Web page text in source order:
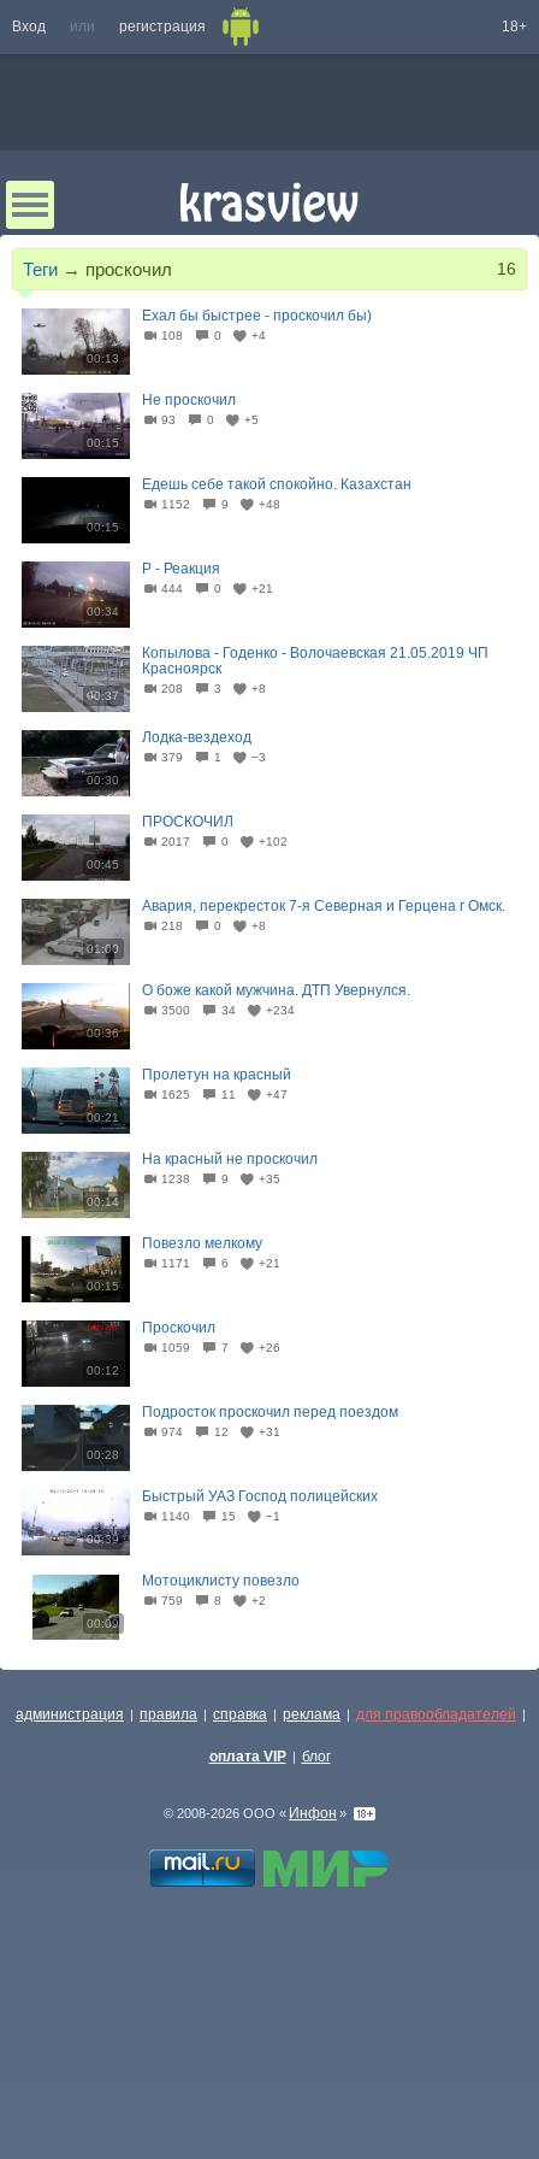
Вход или регистрация 18+
Теги → проскочил 16
00:13
Ехал бы быстрее - проскочил бы)
108 0 +4
00:15
Не проскочил
93 0 +5
00:15
Едешь себе такой спокойно. Казахстан
1152 9 +48
00:34
Р - Реакция
444 0 +21
00:37
Копылова - Годенко - Волочаевская 21.05.2019 ЧП
Красноярск
208 3 +8
00:30
Лодка-вездеход
379 1 −3
00:45
ПРОСКОЧИЛ
2017 0 +102
01:00
Авария, перекресток 7-я Северная и Герцена г Омск.
218 0 +8
00:36
О боже какой мужчина. ДТП Увернулся.
3500 34 +234
00:21
Пролетун на красный
1625 11 +47
00:14
На красный не проскочил
1238 9 +35
00:15
Повезло мелкому
1171 6 +21
00:12
Проскочил
1059 7 +26
00:28
Подросток проскочил перед поездом
974 12 +31
00:39
Быстрый УАЗ Господ полицейских
1140 15 −1
00:09
Мотоциклисту повезло
759 8 +2
администрация | правила | справка | реклама | для правообладателей |
оплата VIP | блог
© 2008-2026 ООО « Инфон »